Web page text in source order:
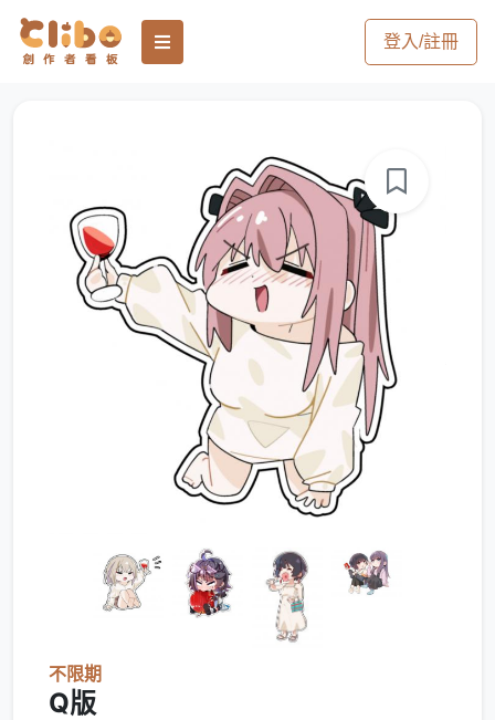
登入/註冊
不限期
Q版